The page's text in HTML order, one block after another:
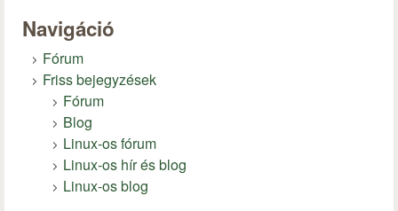
Navigáció
Fórum
Friss bejegyzések
Fórum
Blog
Linux-os fórum
Linux-os hír és blog
Linux-os blog